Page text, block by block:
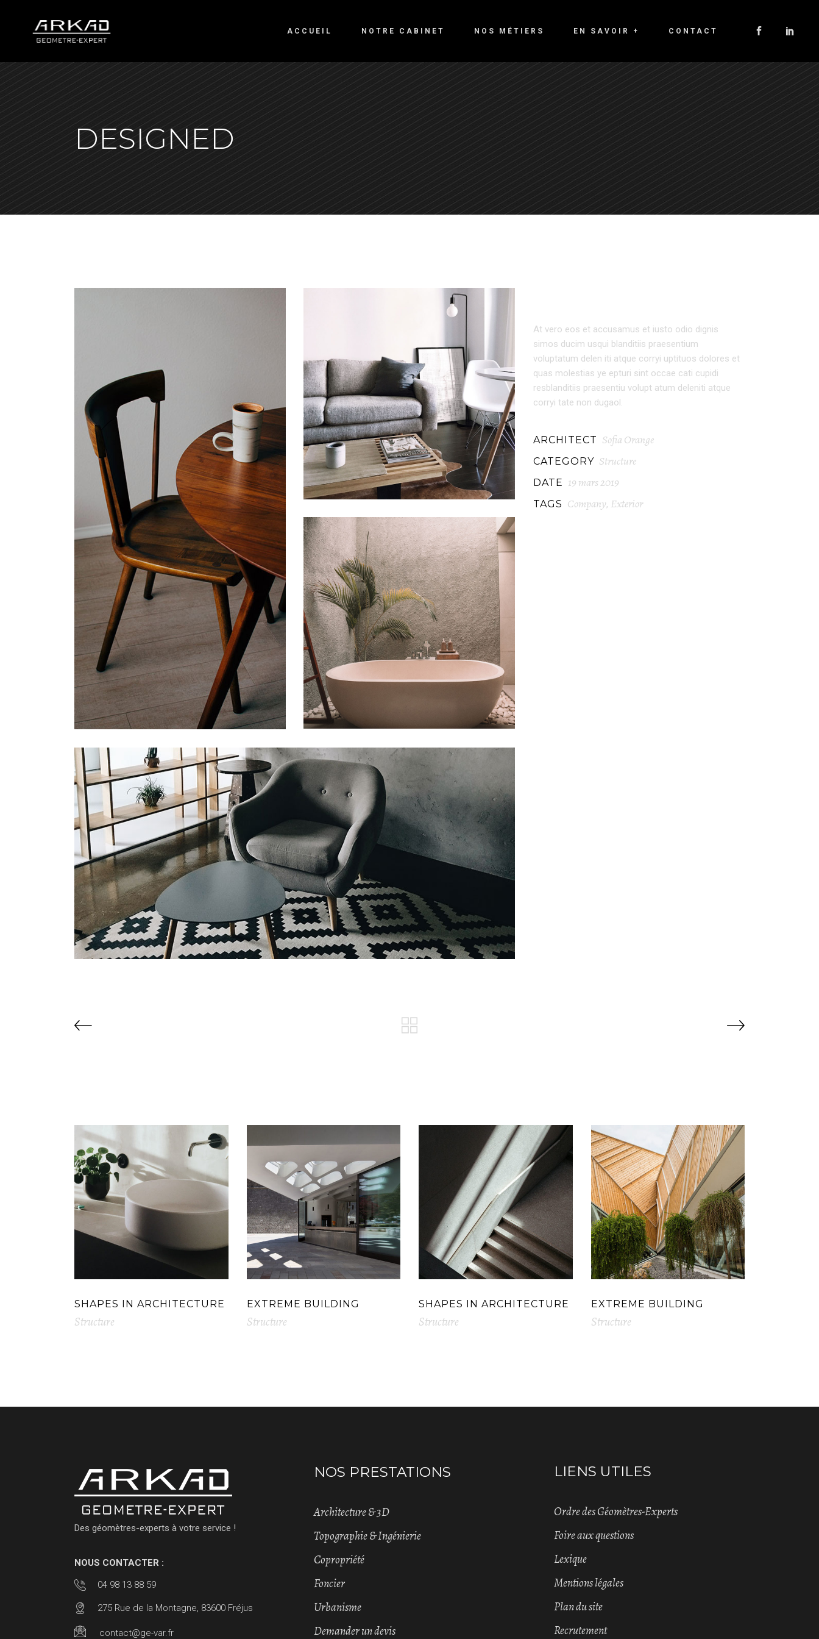
ACCUEIL NOTRE CABINET NOS MÉTIERS EN SAVOIR + CONTACT
DESIGNED
At vero eos et accusamus et iusto odio dignis
simos ducim usqui blanditiis praesentium
voluptatum delen iti atque corryi uptituos dolores et
quas molestias ye epturi sint occae cati cupidi
resblanditiis praesentiu volupt atum deleniti atque
corryi tate non dugaol.
ARCHITECT Sofia Orange
CATEGORY Structure
DATE 19 mars 2019
TAGS Company, Exterior
SHAPES IN ARCHITECTURE
Structure
EXTREME BUILDING
Structure
SHAPES IN ARCHITECTURE
Structure
EXTREME BUILDING
Structure
Des géomètres-experts à votre service !
NOUS CONTACTER :
04 98 13 88 59
275 Rue de la Montagne, 83600 Fréjus
contact@ge-var.fr
NOS PRESTATIONS
Architecture & 3D
Topographie & Ingénierie
Copropriété
Foncier
Urbanisme
Demander un devis
LIENS UTILES
Ordre des Géomètres-Experts
Foire aux questions
Lexique
Mentions légales
Plan du site
Recrutement